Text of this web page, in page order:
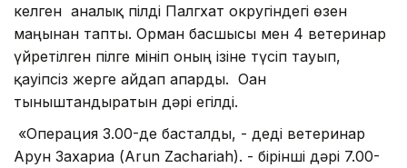
келген аналық пілді Палгхат округіндегі өзен
маңынан тапты. Орман басшысы мен 4 ветеринар
үйретілген пілге мініп оның ізіне түсіп тауып,
қауіпсіз жерге айдап апарды. Оған
тыныштандыратын дәрі егілді.
«Операция 3.00-де басталды, - деді ветеринар
Арун Захариа (Arun Zachariah). - бірінші дәрі 7.00-